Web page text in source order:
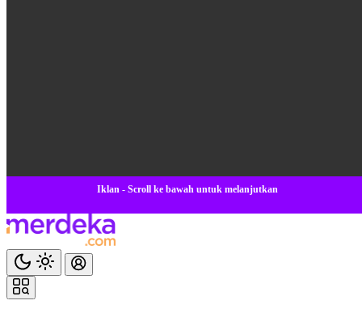
Iklan - Scroll ke bawah untuk melanjutkan